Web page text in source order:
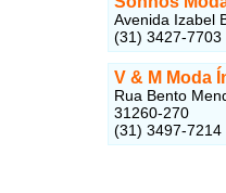
Avenida Izabel
(31) 3427-7703
V & M Moda
Rua Bento
31260-270
(31) 3497-7214